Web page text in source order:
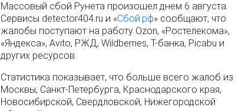
Массовый сбой Рунета произошел днем 6 августа.
Сервисы detector404.ru и «Сбой.рф» сообщают, что
жалобы поступают на работу Ozon, «Ростелекома»,
«Яндекса», Avito, РЖД, Wildberries, Т-банка, Picabu и
других ресурсов.
Статистика показывает, что больше всего жалоб из
Москвы, Санкт-Петербурга, Краснодарского края,
Новосибирской, Свердловской, Нижегородской